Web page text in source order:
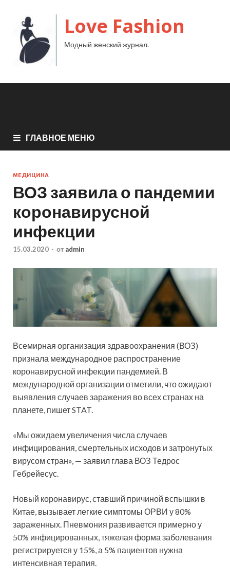
Love Fashion
Модный женский журнал.
ГЛАВНОЕ МЕНЮ
МЕДИЦИНА
ВОЗ заявила о пандемии
коронавирусной
инфекции
15.03.2020 - от admin
Всемирная организация здравоохранения (ВОЗ)
признала международное распространение
коронавирусной инфекции пандемией. В
международной организации отметили, что ожидают
выявления случаев заражения во всех странах на
планете, пишет STAT.
«Мы ожидаем увеличения числа случаев
инфицирования, смертельных исходов и затронутых
вирусом стран», — заявил глава ВОЗ Тедрос
Гебрейесус.
Новый коронавирус, ставший причиной вспышки в
Китае, вызывает легкие симптомы ОРВИ у 80%
зараженных. Пневмония развивается примерно у
50% инфицированных, тяжелая форма заболевания
регистрируется у 15%, а 5% пациентов нужна
интенсивная терапия.